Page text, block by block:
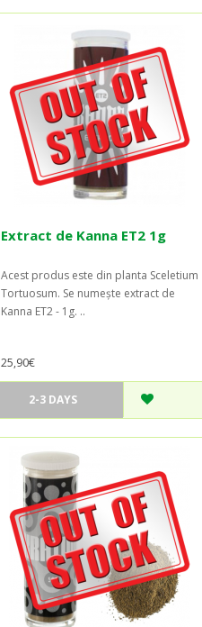
Extract de Kanna ET2 1g
Acest produs este din planta Sceletium
Tortuosum. Se numește extract de
Kanna ET2 - 1g. ..
25,90€
2-3 DAYS